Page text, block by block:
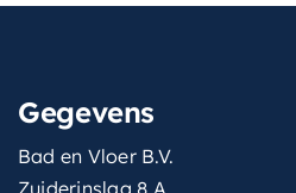
Gegevens
Bad en Vloer B.V.
Zuiderinslag 8 A